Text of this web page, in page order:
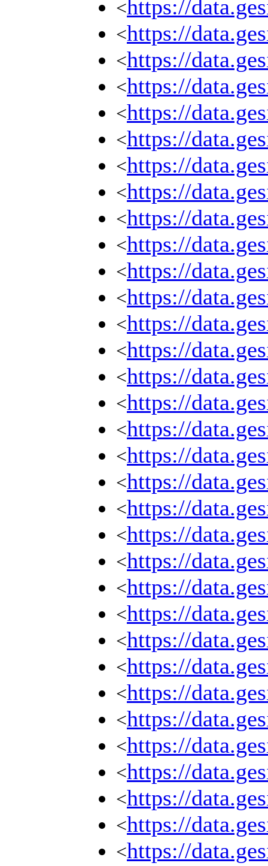
<https://
<https://
<https://
<https://
<https://
<https://
<https://
<https://
<https://
<https://
<https://
<https://
<https://
<https://
<https://
<https://
<https://
<https://
<https://
<https://
<https://
<https://
<https://
<https://
<https://
<https://
<https://
<https://
<https://
<https://
<https://
<https://
<https://